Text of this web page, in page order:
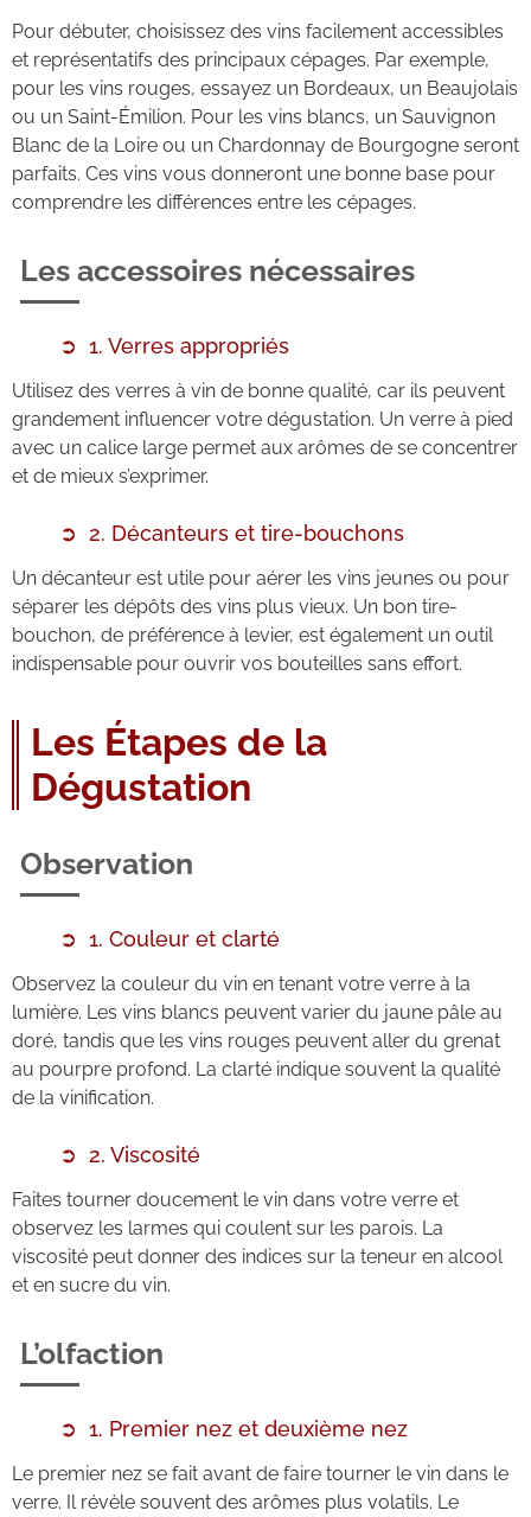
Pour débuter, choisissez des vins facilement accessibles
et représentatifs des principaux cépages. Par exemple,
pour les vins rouges, essayez un Bordeaux, un Beaujolais
ou un Saint-Émilion. Pour les vins blancs, un Sauvignon
Blanc de la Loire ou un Chardonnay de Bourgogne seront
parfaits. Ces vins vous donneront une bonne base pour
comprendre les différences entre les cépages.
Les accessoires nécessaires
1. Verres appropriés
Utilisez des verres à vin de bonne qualité, car ils peuvent
grandement influencer votre dégustation. Un verre à pied
avec un calice large permet aux arômes de se concentrer
et de mieux s’exprimer.
2. Décanteurs et tire-bouchons
Un décanteur est utile pour aérer les vins jeunes ou pour
séparer les dépôts des vins plus vieux. Un bon tire-
bouchon, de préférence à levier, est également un outil
indispensable pour ouvrir vos bouteilles sans effort.
Les Étapes de la
Dégustation
Observation
1. Couleur et clarté
Observez la couleur du vin en tenant votre verre à la
lumière. Les vins blancs peuvent varier du jaune pâle au
doré, tandis que les vins rouges peuvent aller du grenat
au pourpre profond. La clarté indique souvent la qualité
de la vinification.
2. Viscosité
Faites tourner doucement le vin dans votre verre et
observez les larmes qui coulent sur les parois. La
viscosité peut donner des indices sur la teneur en alcool
et en sucre du vin.
L’olfaction
1. Premier nez et deuxième nez
Le premier nez se fait avant de faire tourner le vin dans le
verre. Il révèle souvent des arômes plus volatils. Le